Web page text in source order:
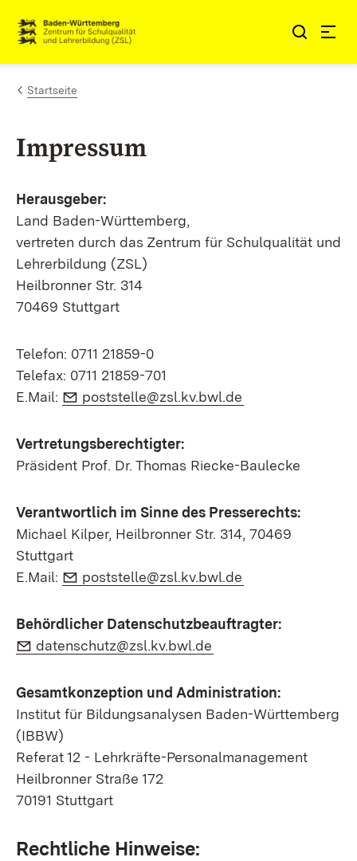
Zum Inhalt springen
Startseite
Impressum
Herausgeber:
Land Baden-Württemberg,
vertreten durch das Zentrum für Schulqualität und
Lehrerbildung (ZSL)
Heilbronner Str. 314
70469 Stuttgart
Telefon: 0711 21859-0
Telefax: 0711 21859-701
E.Mail:
E-Mail:
poststelle@zsl.kv.bwl.de
Vertretungsberechtigter:
Präsident Prof. Dr. Thomas Riecke-Baulecke
Verantwortlich im Sinne des Presserechts:
Michael Kilper, Heilbronner Str. 314, 70469
Stuttgart
E.Mail:
E-Mail:
poststelle@zsl.kv.bwl.de
Behördlicher Datenschutzbeauftragter:
E-Mail:
datenschutz@zsl.kv.bwl.de
Gesamtkonzeption und Administration:
Institut für Bildungsanalysen Baden-Württemberg
(IBBW)
Referat 12 - Lehrkräfte-Personalmanagement
Heilbronner Straße 172
70191 Stuttgart
Rechtliche Hinweise: